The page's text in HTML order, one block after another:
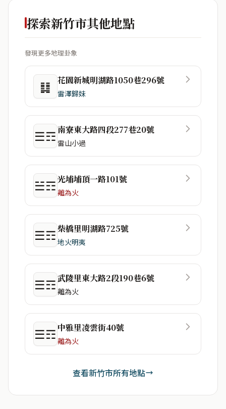
探索新竹市其他地點
發現更多地理卦象
䷆ 花園新城明湖路1050巷296號
雷澤歸妹
☰☶南寮東大路四段277巷20號
雷山小過
☱☶光埔埔頂一路101號
離為火
☰☶柴橋里明湖路725號
地火明夷
☰☶武陵里東大路2段190巷6號
離為火
☰☶ 中雅里凌雲街40號
離為火
查看新竹市所有地點